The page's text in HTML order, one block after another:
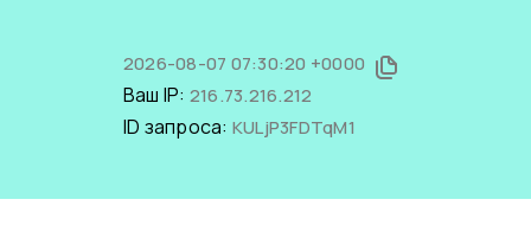
2026-08-07 07:30:20 +0000
Ваш IP: 216.73.216.212
ID запроса: KULjP3FDTqM1